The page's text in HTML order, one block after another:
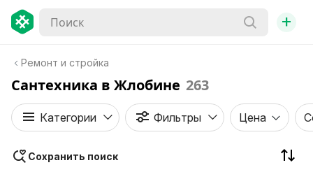
+
Ремонт и стройка
Сантехника в Жлобине 263
Категории Фильтры Цена
Сохранить поиск